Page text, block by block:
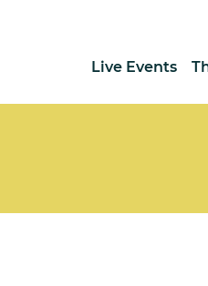
Live Events